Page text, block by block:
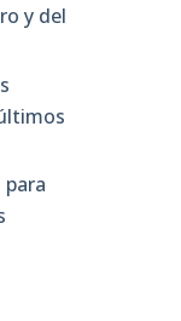
y del
para